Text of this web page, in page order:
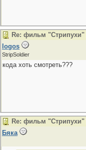
Re: фильм "Стрипухи"
logos
StripSoldier
кода хоть смотреть???
Re: фильм "Стрипухи"
Бяка